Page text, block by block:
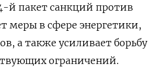
й пакет санкций против
меры в сфере энергетики,
а также усиливает борьбу
ограничений.